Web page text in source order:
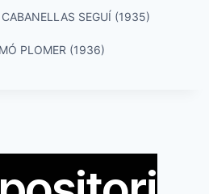
SEGUÍ (1935)
PLOMER (1936)